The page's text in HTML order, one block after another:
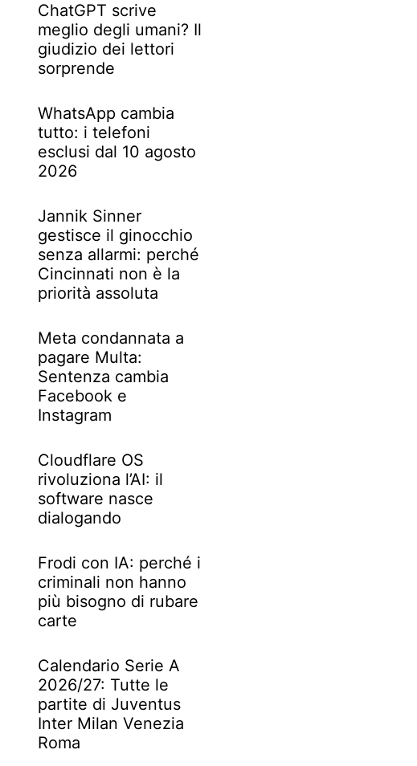
ChatGPT scrive
meglio degli umani? Il
giudizio dei lettori
sorprende
WhatsApp cambia
tutto: i telefoni
esclusi dal 10 agosto
2026
Jannik Sinner
gestisce il ginocchio
senza allarmi: perché
Cincinnati non è la
priorità assoluta
Meta condannata a
pagare Multa:
Sentenza cambia
Facebook e
Instagram
Cloudflare OS
rivoluziona l’AI: il
software nasce
dialogando
Frodi con IA: perché i
criminali non hanno
più bisogno di rubare
carte
Calendario Serie A
2026/27: Tutte le
partite di Juventus
Inter Milan Venezia
Roma